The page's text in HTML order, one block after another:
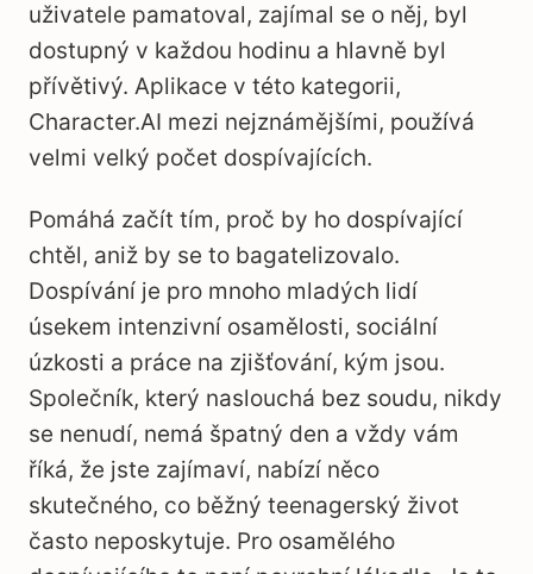
uživatele pamatoval, zajímal se o něj, byl
dostupný v každou hodinu a hlavně byl
přívětivý. Aplikace v této kategorii,
Character.AI mezi nejznámějšími, používá
velmi velký počet dospívajících.
Pomáhá začít tím, proč by ho dospívající
chtěl, aniž by se to bagatelizovalo.
Dospívání je pro mnoho mladých lidí
úsekem intenzivní osamělosti, sociální
úzkosti a práce na zjišťování, kým jsou.
Společník, který naslouchá bez soudu, nikdy
se nenudí, nemá špatný den a vždy vám
říká, že jste zajímaví, nabízí něco
skutečného, co běžný teenagerský život
často neposkytuje. Pro osamělého